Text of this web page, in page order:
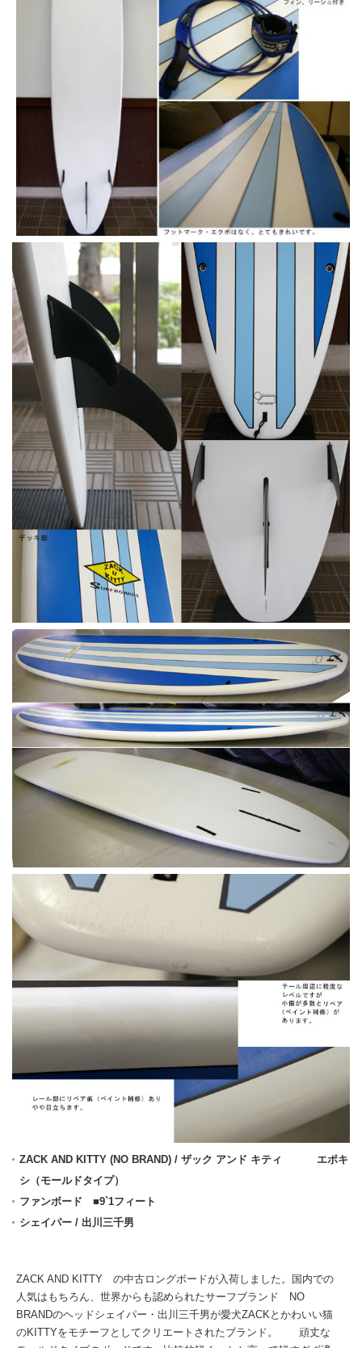
ZACK AND KITTY (NO BRAND) / ザック アンド キティ エポキ
シ（モールドタイプ）
ファンボード ■9`1フィート
シェイパー / 出川三千男
ZACK AND KITTY の中古ロングボードが入荷しました。国内での
人気はもちろん、世界からも認められたサーフブランド NO
BRANDのヘッドシェイパー・出川三千男が愛犬ZACKとかわいい猫
のKITTYをモチーフとしてクリエートされたブランド。 頑丈な